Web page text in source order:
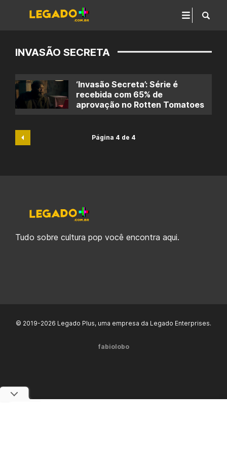
INVASÃO SECRETA
‘Invasão Secreta’: Série é
recebida com 65% de
aprovação no Rotten Tomatoes
Página 4 de 4
Tudo sobre cultura pop você encontra aqui.
© 2019-2026 Legado Plus, uma empresa da Legado Enterprises.
fabiolobo